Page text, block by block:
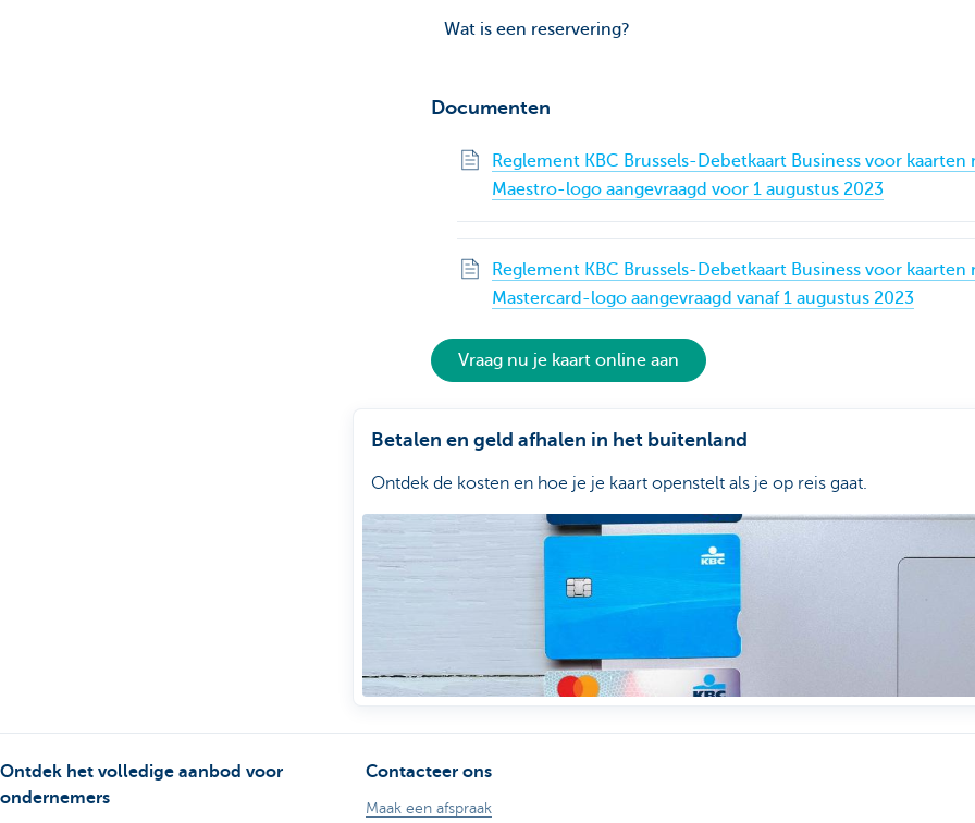
Wat is een reservering?
Documenten
Reglement KBC Brussels-Debetkaart Business voor kaarten
Maestro-logo aangevraagd voor 1 augustus 2023
Reglement KBC Brussels-Debetkaart Business voor kaarten
Mastercard-logo aangevraagd vanaf 1 augustus 2023
Vraag nu je kaart online aan
Betalen en geld afhalen in het buitenland
Ontdek de kosten en hoe je je kaart openstelt als je op reis gaat.
Ontdek het volledige aanbod voor
ondernemers
Contacteer ons
Maak een afspraak